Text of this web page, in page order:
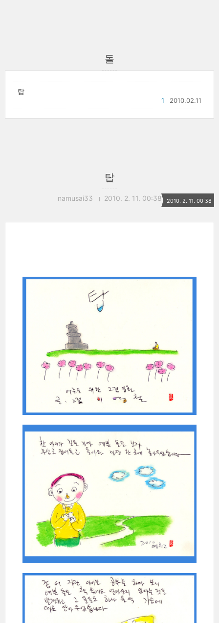
돌
탑
2010.02.11
1
탑
namusai33 2010. 2. 11. 00:38 2010. 2. 11. 00:38